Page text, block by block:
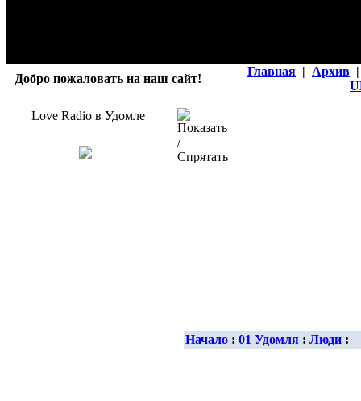
Добро пожаловать на наш сайт!
Главная | Архив |
Love Radio в Удомле
Начало : 01 Удомля : Люди :